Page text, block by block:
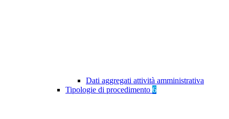
Dati aggregati attività amministrativa
Tipologie di procedimento 6